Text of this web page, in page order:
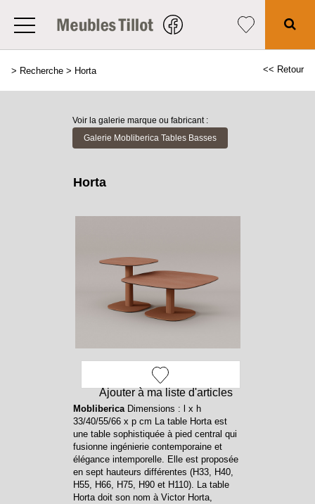
> Recherche > Horta << Retour
Voir la galerie marque ou fabricant :
Galerie Mobliberica Tables Basses
Ajouter à ma liste d'articles
Horta
MoblibericaDimensions : l x h
33/40/55/66 x p cm La table Horta est
une table sophistiquée à pied central qui
fusionne ingénierie contemporaine et
élégance intemporelle. Elle est proposée
en sept hauteurs différentes (H33, H40,
H55, H66, H75, H90 et H110). La table
Horta doit son nom à Victor Horta,